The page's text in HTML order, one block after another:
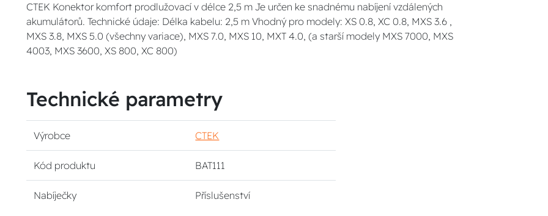
CTEK Konektor komfort prodlužovací v délce 2,5 m Je určen ke snadnému nabíjení vzdálených
akumulátorů. Technické údaje: Délka kabelu: 2,5 m Vhodný pro modely: XS 0.8, XC 0.8, MXS 3.6 ,
MXS 3.8, MXS 5.0 (všechny variace), MXS 7.0, MXS 10, MXT 4.0, (a starší modely MXS 7000, MXS
4003, MXS 3600, XS 800, XC 800)
Technické parametry
Výrobce CTEK
Kód produktu BAT111
Nabíječky Příslušenství